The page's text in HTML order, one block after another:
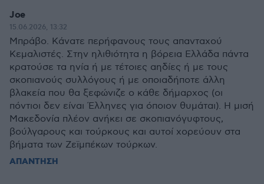
Joe
15.06.2026, 13:32
Μπράβο. Κάνατε περήφανους τους απανταχού
Κεμαλιστές. Στην ηλιθιότητα η βόρεια Ελλάδα πάντα
κρατούσε τα ηνία ή με τέτοιες αηδίες ή με τους
σκοπιανούς συλλόγους ή με οποιαδήποτε άλλη
βλακεία που θα ξεφώνιζε ο κάθε δήμαρχος (οι
πόντιοι δεν είναι Έλληνες για όποιον θυμάται). Η μισή
Μακεδονία πλέον ανήκει σε σκοπιανόγυφτους,
βούλγαρους και τούρκους και αυτοί χορεύουν στα
βήματα των Ζεϊμπέκων τούρκων.
ΑΠΑΝΤΗΣΗ